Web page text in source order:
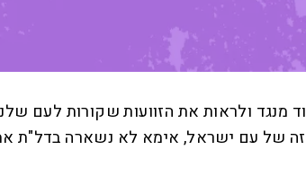
מנגד ולראות את הזוועות שקורות
של עם ישראל, אימא לא נשארה בדל"ת